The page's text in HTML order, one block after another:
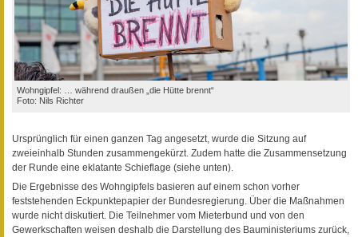
Wohngipfel: … während draußen „die Hütte brennt“
Foto: Nils Richter
Ursprünglich für einen ganzen Tag angesetzt, wurde die Sitzung auf
zweieinhalb Stunden zusammengekürzt. Zudem hatte die Zusammensetzung
der Runde eine eklatante Schieflage (siehe unten).
Die Ergebnisse des Wohngipfels basieren auf einem schon vorher
feststehenden Eckpunktepapier der Bundesregierung. Über die Maßnahmen
wurde nicht diskutiert. Die Teilnehmer vom Mieterbund und von den
Gewerkschaften weisen deshalb die Darstellung des Bauministeriums zurück,